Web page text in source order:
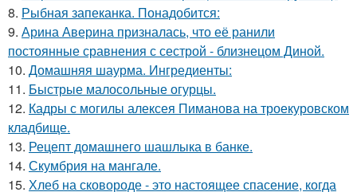
8. Рыбная запеканка. Понадобится:
9. Арина Аверина призналась, что её ранили
постоянные сравнения с сестрой - близнецом Диной.
10. Домашняя шаурма. Ингредиенты:
11. Быстрые малосольные огурцы.
12. Кадры с могилы алексея Пиманова на троекуровском
кладбище.
13. Рецепт домашнего шашлыка в банке.
14. Скумбрия на мангале.
15. Хлеб на сковороде - это настоящее спасение, когда